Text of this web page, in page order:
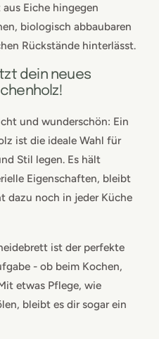
Eiche hingegen
biologisch abbaubaren
Rückstände hinterlässt.
dein neues
und wunderschön: Ein
ist die ideale Wahl für
Stil legen. Es hält
Eigenschaften, bleibt
dazu noch in jeder Küche
ist der perfekte
- ob beim Kochen,
etwas Pflege, wie
bleibt es dir sogar ein